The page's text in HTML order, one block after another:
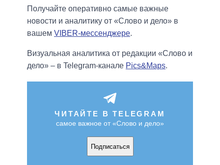
Получайте оперативно самые важные
новости и аналитику от «Слово и дело» в
вашем VIBER-мессенджере.
Визуальная аналитика от редакции «Слово и
дело» – в Telegram-канале Pics&Maps.
ЧИТАЙТЕ В TELEGRAM
самое важное от «Слово и дело»
Подписаться